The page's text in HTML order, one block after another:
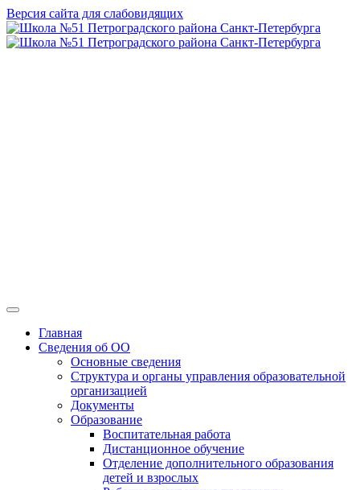
Версия сайта для слабовидящих
Главная
Сведения об ОО
Основные сведения
Структура и органы управления образовательной
организацией
Документы
Образование
Воспитательная работа
Дистанционное обучение
Отделение дополнительного образования
детей и взрослых